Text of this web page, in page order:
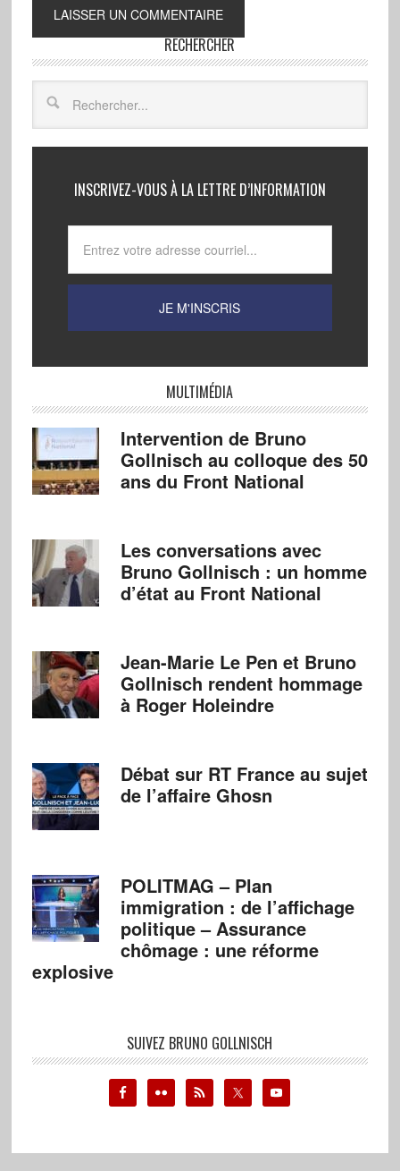
RECHERCHER
INSCRIVEZ-VOUS À LA LETTRE D’INFORMATION
MULTIMÉDIA
Intervention de Bruno
Gollnisch au colloque des 50
ans du Front National
Les conversations avec
Bruno Gollnisch : un homme
d’état au Front National
Jean-Marie Le Pen et Bruno
Gollnisch rendent hommage
à Roger Holeindre
Débat sur RT France au sujet
de l’affaire Ghosn
POLITMAG – Plan
immigration : de l’affichage
politique – Assurance
chômage : une réforme
explosive
SUIVEZ BRUNO GOLLNISCH